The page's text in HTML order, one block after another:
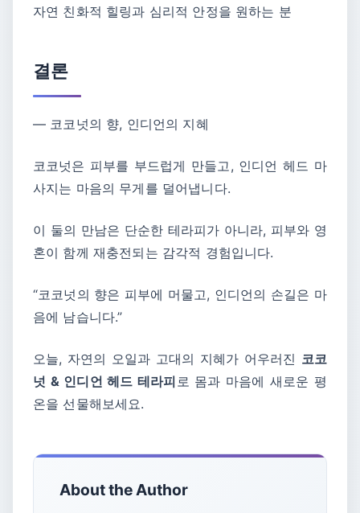
자연 친화적 힐링과 심리적 안정을 원하는 분
결론
― 코코넛의 향, 인디언의 지혜
코코넛은 피부를 부드럽게 만들고, 인디언 헤드 마
사지는 마음의 무게를 덜어냅니다.
이 둘의 만남은 단순한 테라피가 아니라, 피부와 영
혼이 함께 재충전되는 감각적 경험입니다.
“코코넛의 향은 피부에 머물고, 인디언의 손길은 마
음에 남습니다.”
오늘, 자연의 오일과 고대의 지혜가 어우러진 코코
넛 & 인디언 헤드 테라피 로 몸과 마음에 새로운 평
온을 선물해보세요.
About the Author